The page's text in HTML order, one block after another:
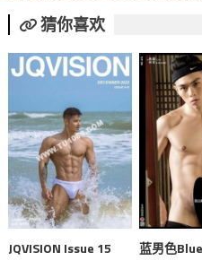
猜你喜欢
JQVISION Issue 15 蓝男色